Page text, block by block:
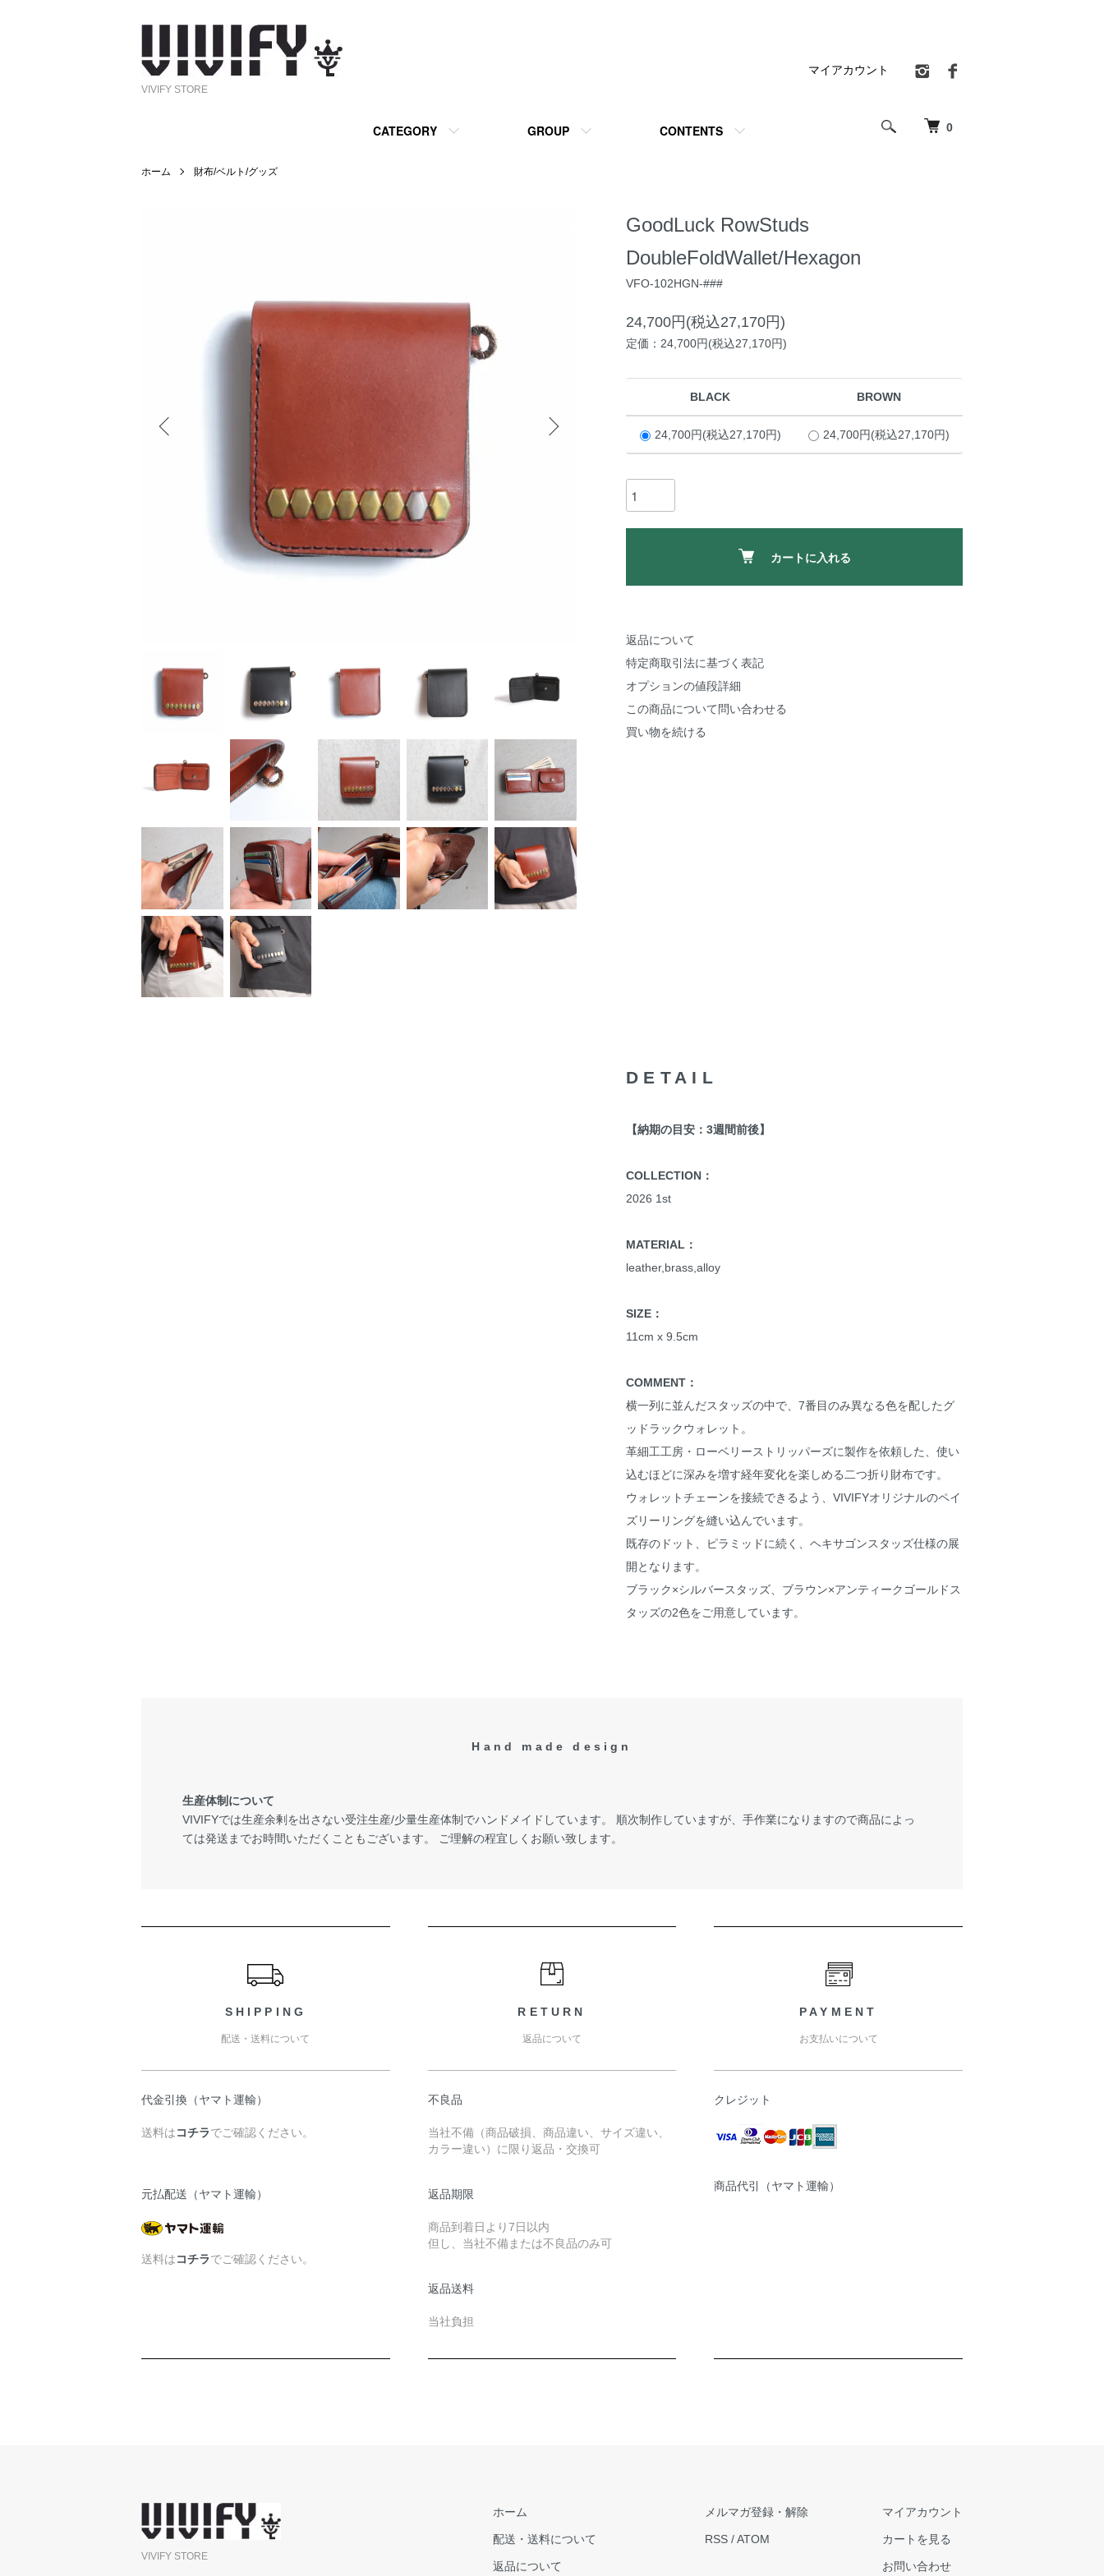
VIVIFY STORE
0
CATEGORY GROUP CONTENTS
マイアカウント
ホーム 財布/ベルト/グッズ
GoodLuck RowStuds
DoubleFoldWallet/Hexagon
VFO-102HGN-###
24,700円(税込27,170円)
定価：24,700円(税込27,170円)
BLACK BROWN
24,700円(税込27,170円) 24,700円(税込27,170円)
カートに入れる
返品について
特定商取引法に基づく表記
オプションの値段詳細
この商品について問い合わせる
買い物を続ける
DETAIL
【納期の目安：3週間前後】
COLLECTION：
2026 1st
MATERIAL：
leather,brass,alloy
SIZE：
11cm x 9.5cm
COMMENT：
横一列に並んだスタッズの中で、7番目のみ異なる色を配したグ
ッドラックウォレット。
革細工工房・ローベリーストリッパーズに製作を依頼した、使い
込むほどに深みを増す経年変化を楽しめる二つ折り財布です。
ウォレットチェーンを接続できるよう、VIVIFYオリジナルのペイ
ズリーリングを縫い込んでいます。
既存のドット、ピラミッドに続く、ヘキサゴンスタッズ仕様の展
開となります。
ブラック×シルバースタッズ、ブラウン×アンティークゴールドス
タッズの2色をご用意しています。
Hand made design
生産体制について
VIVIFYでは生産余剰を出さない受注生産/少量生産体制でハンドメイドしています。 順次制作していますが、手作業になりますので商品によっ
ては発送までお時間いただくこともございます。 ご理解の程宜しくお願い致します。
SHIPPING
配送・送料について
代金引換（ヤマト運輸）
送料はコチラでご確認ください。
元払配送（ヤマト運輸）
送料はコチラでご確認ください。
RETURN
返品について
不良品
当社不備（商品破損、商品違い、サイズ違い、
カラー違い）に限り返品・交換可
返品期限
商品到着日より7日以内
但し、当社不備または不良品のみ可
返品送料
当社負担
PAYMENT
お支払いについて
クレジット
商品代引（ヤマト運輸）
VIVIFY STORE
ホーム
配送・送料について
返品について
メルマガ登録・解除
RSS /ATOM
マイアカウント
カートを見る
お問い合わせ